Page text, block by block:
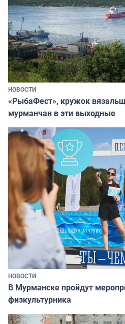
НОВОСТИ
«РыбаФест», кружок
мурманчан в эти выходные
НОВОСТИ
В Мурманске пройдут
физкультурника